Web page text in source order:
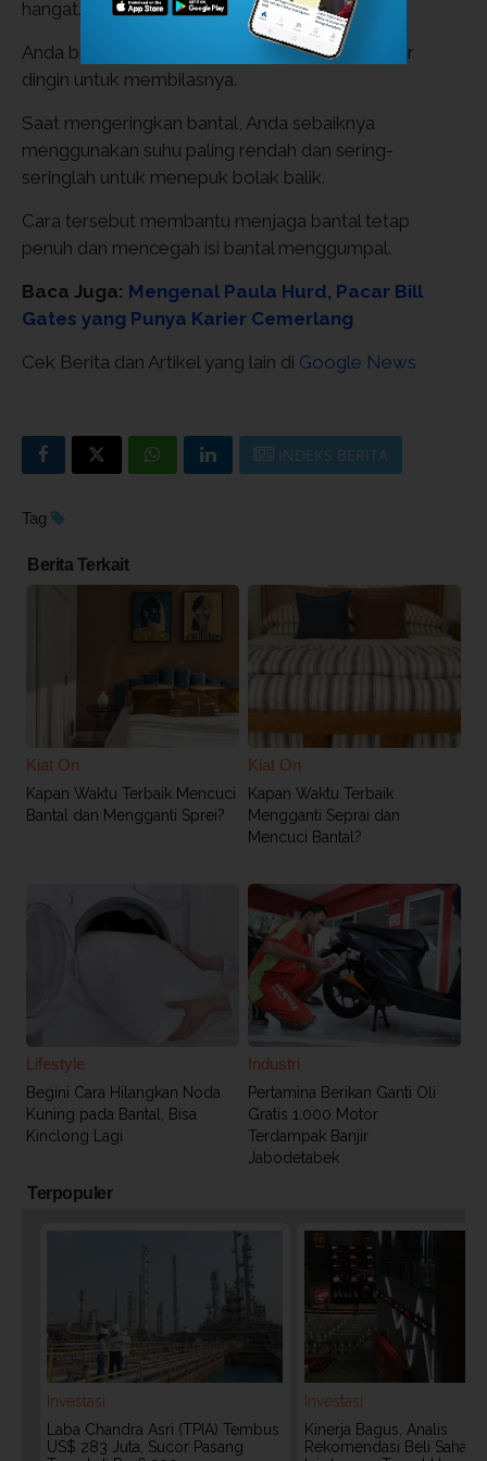
hangat.
Anda bisa menggunakan sedikit deterjen dan air
dingin untuk membilasnya.
Saat mengeringkan bantal, Anda sebaiknya
menggunakan suhu paling rendah dan sering-
seringlah untuk menepuk bolak balik.
Cara tersebut membantu menjaga bantal tetap
penuh dan mencegah isi bantal menggumpal.
Baca Juga: Mengenal Paula Hurd, Pacar Bill
Gates yang Punya Karier Cemerlang
Cek Berita dan Artikel yang lain di Google News
INDEKS BERITA
Tag
Berita Terkait
Kiat On
Kapan Waktu Terbaik Mencuci
Bantal dan Mengganti Sprei?
Kiat On
Kapan Waktu Terbaik
Mengganti Seprai dan
Mencuci Bantal?
Lifestyle
Begini Cara Hilangkan Noda
Kuning pada Bantal, Bisa
Kinclong Lagi
Industri
Pertamina Berikan Ganti Oli
Gratis 1.000 Motor
Terdampak Banjir
Jabodetabek
Terpopuler
Investasi
Laba Chandra Asri (TPIA) Tembus
US$ 283 Juta, Sucor Pasang
Investasi
Kinerja Bagus, Analis
Rekomendasi Beli Saham